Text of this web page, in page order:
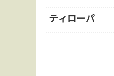
ティローパ